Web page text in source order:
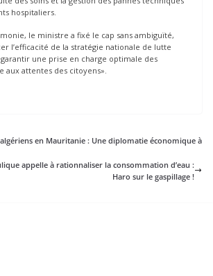
hospitaliers.
le ministre a fixé le cap sans ambiguïté,
l’efficacité de la stratégie nationale de lutte
une prise en charge optimale des
aux attentes des citoyens».
en Mauritanie : Une diplomatie économique à
appelle à rationnaliser la consommation d’eau :
Haro sur le gaspillage !